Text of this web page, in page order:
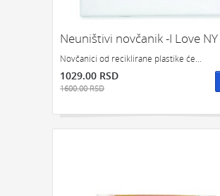
Neuništivi novčanik -I Love NY
Novčanici od reciklirane plastike će...
1029.00 RSD
1600.00 RSD